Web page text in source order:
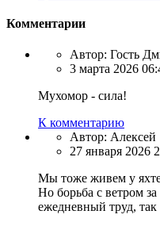
Комментарии
Автор: Гость
3 марта 2026
Мухомор - сила!
К комментарию
Автор: Алексей
27 января 2026
Мы тоже живем у
Но борьба с ветром
ежедневный труд,